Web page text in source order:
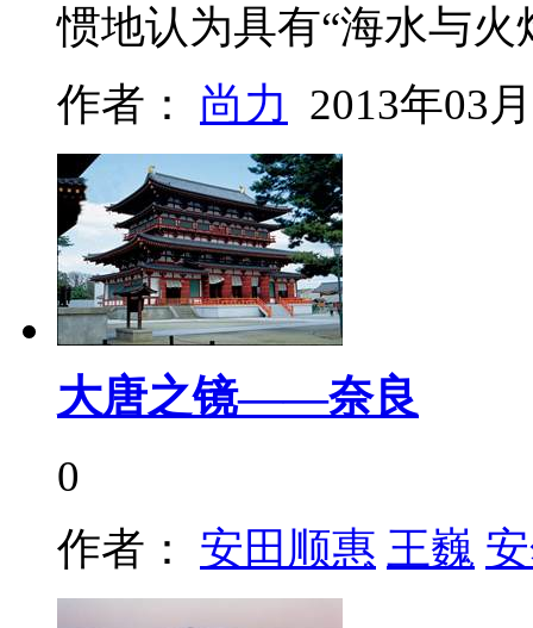
惯地认为具有“海水与
作者： 尚力 2013年03
大唐之镜——奈良
0
作者： 安田顺惠 王巍